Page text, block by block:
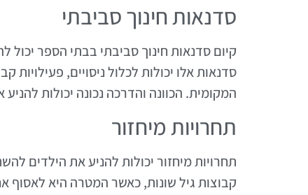
סדנאות חינוך סביבתי
קיום סדנאות חינוך סביבתי בבתי הספר יכול
סדנאות אלו יכולות לכלול ניסויים, פעילויות
המקומית. הכוונה והדרכה נכונה יכולות
תחרויות מיחזור
תחרויות מיחזור יכולות להניע את הילדים
קבוצות גיל שונות, כאשר המטרה היא לאסוף